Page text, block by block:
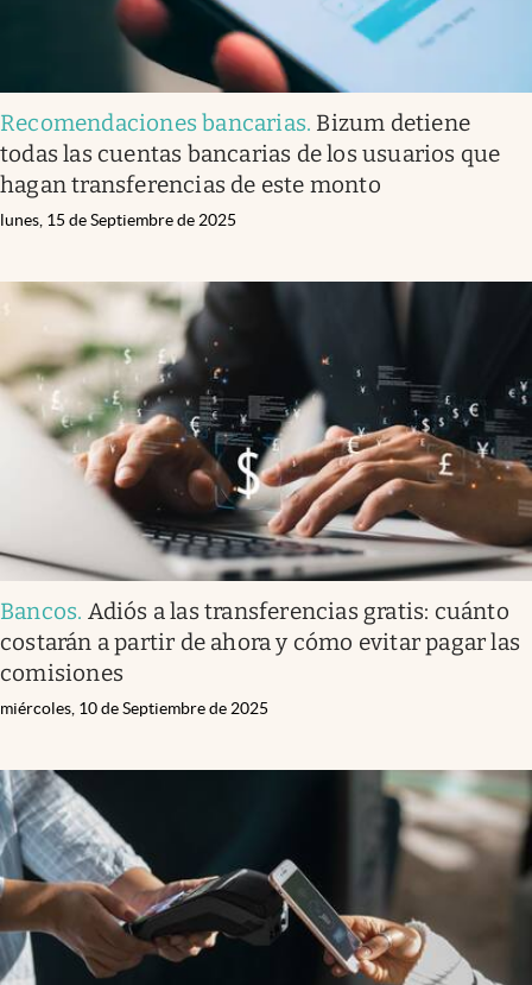
Recomendaciones bancarias. Bizum detiene
todas las cuentas bancarias de los usuarios que
hagan transferencias de este monto
lunes, 15 de Septiembre de 2025
Bancos. Adiós a las transferencias gratis: cuánto
costarán a partir de ahora y cómo evitar pagar las
comisiones
miércoles, 10 de Septiembre de 2025